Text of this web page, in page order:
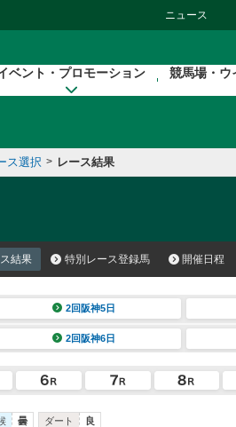
ニュース
ベント・プロモーション 競馬場・ウ
ス選択 > レース結果
結果 特別レース登録馬 開催日程
2回阪神5日
2回阪神6日
曇 ダート 良